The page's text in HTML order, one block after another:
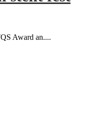
Award an....